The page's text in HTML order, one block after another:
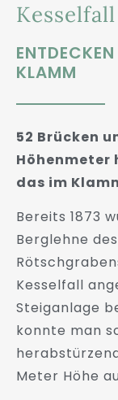
Kesselfall
KLAMM
52 Brücken
Höhenmeter
das im
Bereits 1873
Berglehne
Kesselfall
Steiganlage
konnte man
Meter Höhe